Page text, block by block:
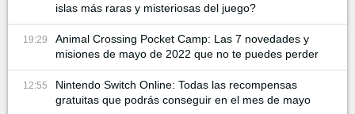
islas más raras y misteriosas del juego?
19:29
Animal Crossing Pocket Camp: Las 7 novedades y
misiones de mayo de 2022 que no te puedes perder
12:55
Nintendo Switch Online: Todas las recompensas
gratuitas que podrás conseguir en el mes de mayo